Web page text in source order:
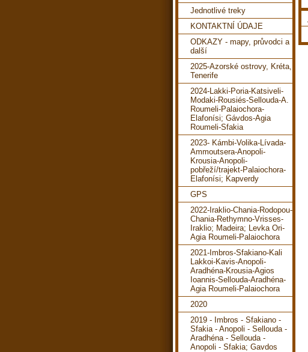
Jednotlivé treky
KONTAKTNÍ ÚDAJE
ODKAZY - mapy, průvodci a
další
2025-Azorské ostrovy, Kréta,
Tenerife
2024-Lakki-Poria-Katsiveli-
Modaki-Rousiés-Sellouda-A.
Roumeli-Palaiochora-
Elafonísi; Gávdos-Agia
Roumeli-Sfakia
2023- Kámbi-Volika-Lívada-
Ammoutsera-Anopoli-
Krousia-Anopoli-
pobřeží/trajekt-Palaiochora-
Elafonísi; Kapverdy
GPS
2022-Iraklio-Chania-Rodopou-
Chania-Rethymno-Vrisses-
Iraklio; Madeira; Levka Ori-
Agia Roumeli-Palaiochora
2021-Imbros-Sfakiano-Kali
Lakkoi-Kavis-Anopoli-
Aradhéna-Krousia-Agios
Ioannis-Sellouda-Aradhéna-
Agia Roumeli-Palaiochora
2020
2019 - Imbros - Sfakiano -
Sfakia - Anopoli - Sellouda -
Aradhéna - Sellouda -
Anopoli - Sfakia; Gavdos